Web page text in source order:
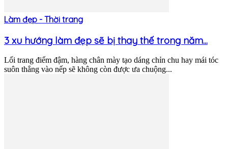
Làm đẹp - Thời trang
3 xu hướng làm đẹp sẽ bị thay thế trong năm...
Lối trang điểm đậm, hàng chân mày tạo dáng chỉn chu hay mái tóc
suôn thẳng vào nếp sẽ không còn được ưa chuộng...